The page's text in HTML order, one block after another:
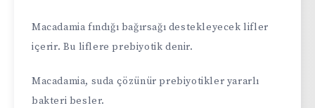
Macadamia fındığı bağırsağı destekleyecek lifler
içerir. Bu liflere prebiyotik denir.
Macadamia, suda çözünür prebiyotikler yararlı
bakteri besler.